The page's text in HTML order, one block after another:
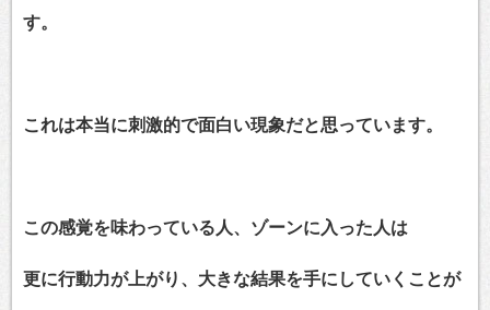
す。
これは本当に刺激的で面白い現象だと思っています。
この感覚を味わっている人、ゾーンに入った人は
更に行動力が上がり、大きな結果を手にしていくことが